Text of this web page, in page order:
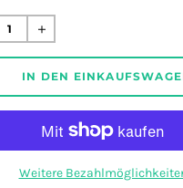
IN DEN
Weitere